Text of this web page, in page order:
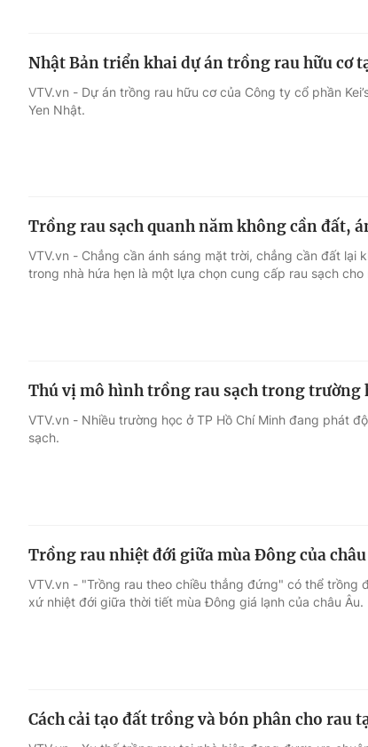
Nhật Bản triển khai dự án trồng rau hữu cơ
VTV.vn - Dự án trồng rau hữu cơ của Công ty cổ phần
Yen Nhật.
Trồng rau sạch quanh năm không cần đất,
VTV.vn - Chẳng cần ánh sáng mặt trời, chẳng cần đất lại
trong nhà hứa hẹn là một lựa chọn cung cấp rau sạch
Thú vị mô hình trồng rau sạch trong trường
VTV.vn - Nhiều trường học ở TP Hồ Chí Minh đang phát
sạch.
Trồng rau nhiệt đới giữa mùa Đông của
VTV.vn - "Trồng rau theo chiều thẳng đứng" có thể
xứ nhiệt đới giữa thời tiết mùa Đông giá lạnh của châu Âu.
Cách cải tạo đất trồng và bón phân cho rau